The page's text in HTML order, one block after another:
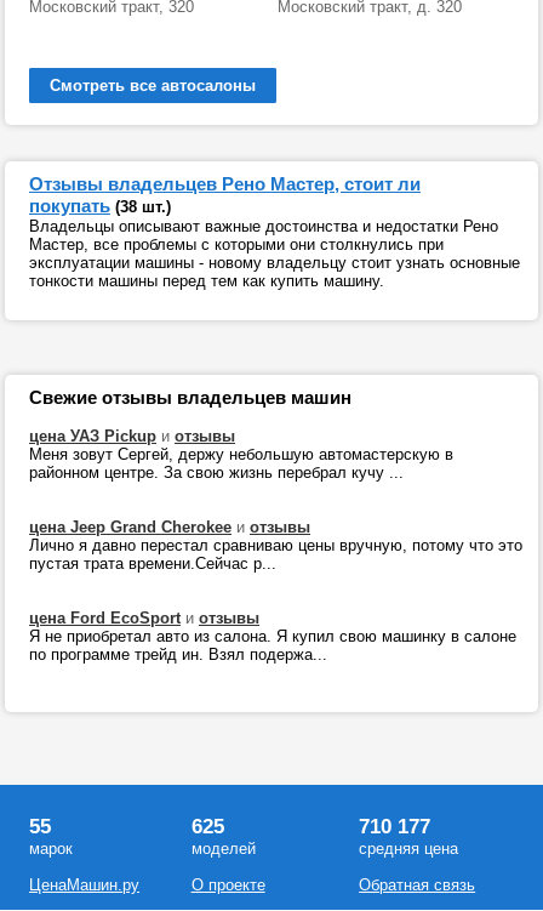
Московский тракт, 320
Московский тракт, д. 320
Смотреть все автосалоны
Отзывы владельцев Рено Мастер, стоит ли
покупать (38 шт.)
Владельцы описывают важные достоинства и недостатки Рено
Мастер, все проблемы с которыми они столкнулись при
эксплуатации машины - новому владельцу стоит узнать основные
тонкости машины перед тем как купить машину.
Свежие отзывы владельцев машин
цена УАЗ Pickup и отзывы
Меня зовут Сергей, держу небольшую автомастерскую в
районном центре. За свою жизнь перебрал кучу ...
цена Jeep Grand Cherokee и отзывы
Лично я давно перестал сравниваю цены вручную, потому что это
пустая трата времени.Сейчас р...
цена Ford EcoSportи отзывы
Я не приобретал авто из салона. Я купил свою машинку в салоне
по программе трейд ин. Взял подержа...
55
марок
ЦенаМашин.ру
625
моделей
О проекте
710 177
средняя цена
Обратная связь